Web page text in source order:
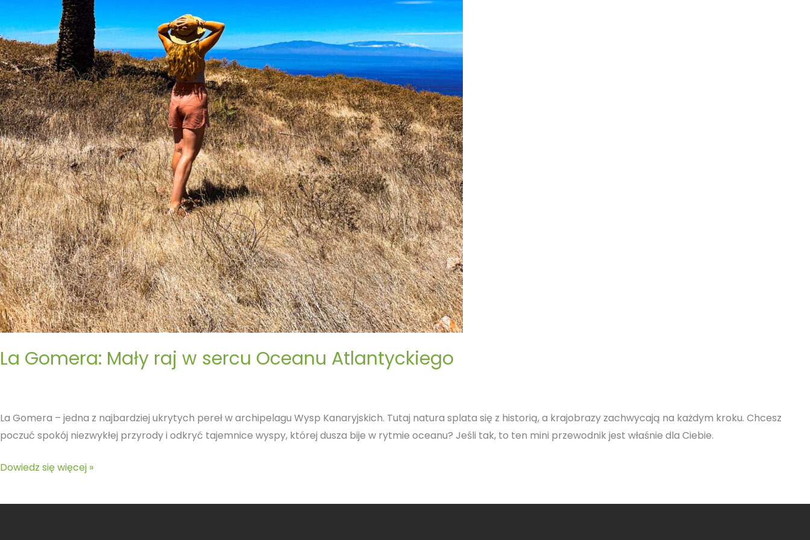
La Gomera: Mały raj w sercu Oceanu Atlantyckiego
La Gomera – jedna z najbardziej ukrytych pereł w archipelagu Wysp Kanaryjskich. Tutaj natura splata się z historią, a krajobrazy zachwycają na każdym kroku. Chcesz
poczuć spokój niezwykłej przyrody i odkryć tajemnice wyspy, której dusza bije w rytmie oceanu? Jeśli tak, to ten mini przewodnik jest właśnie dla Ciebie.
Dowiedz się więcej »